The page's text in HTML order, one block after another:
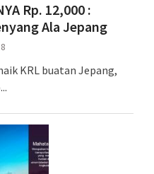
Rp. 12,000 :
Ala Jepang
KRL buatan Jepang,